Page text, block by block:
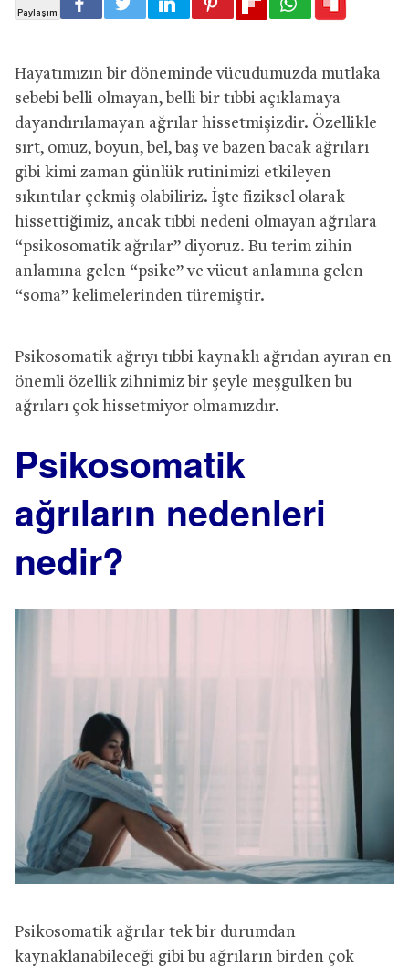
Hayatımızın bir döneminde vücudumuzda mutlaka
sebebi belli olmayan, belli bir tıbbi açıklamaya
dayandırılamayan ağrılar hissetmişizdir. Özellikle
sırt, omuz, boyun, bel, baş ve bazen bacak ağrıları
gibi kimi zaman günlük rutinimizi etkileyen
sıkıntılar çekmiş olabiliriz. İşte fiziksel olarak
hissettiğimiz, ancak tıbbi nedeni olmayan ağrılara
“psikosomatik ağrılar” diyoruz. Bu terim zihin
anlamına gelen “psike” ve vücut anlamına gelen
“soma” kelimelerinden türemiştir.
Psikosomatik ağrıyı tıbbi kaynaklı ağrıdan ayıran en
önemli özellik zihnimiz bir şeyle meşgulken bu
ağrıları çok hissetmiyor olmamızdır.
Psikosomatik
ağrıların nedenleri
nedir?
Psikosomatik ağrılar tek bir durumdan
kaynaklanabileceği gibi bu ağrıların birden çok